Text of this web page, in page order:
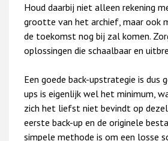
Houd daarbij niet alleen rekening
grootte van het archief, maar ook
de toekomst nog bij zal komen.
oplossingen die schaalbaar en
Een goede back-upstrategie is dus
ups is eigenlijk wel het minimum,
zich het liefst niet bevindt op
eerste back-up en de originele
simpele methode is om een losse